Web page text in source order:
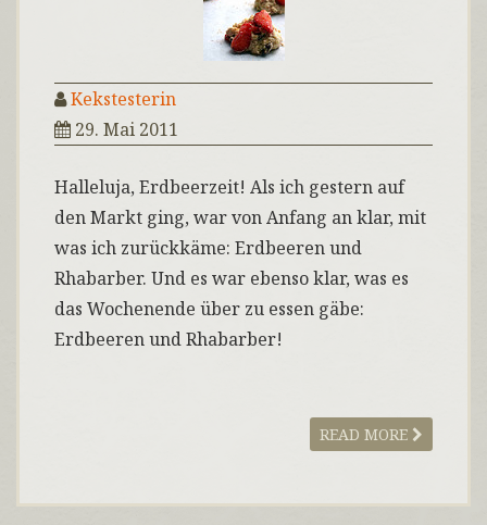
Kekstesterin
29. Mai 2011
Halleluja, Erdbeerzeit! Als ich gestern auf
den Markt ging, war von Anfang an klar, mit
was ich zurückkäme: Erdbeeren und
Rhabarber. Und es war ebenso klar, was es
das Wochenende über zu essen gäbe:
Erdbeeren und Rhabarber!
READ MORE